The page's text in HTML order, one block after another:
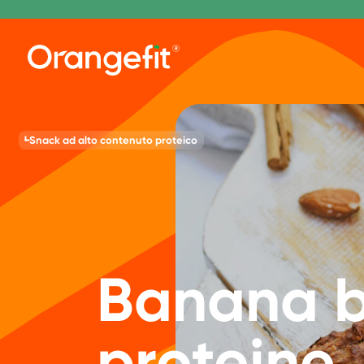
Banana
Snack ad alto contenuto proteico